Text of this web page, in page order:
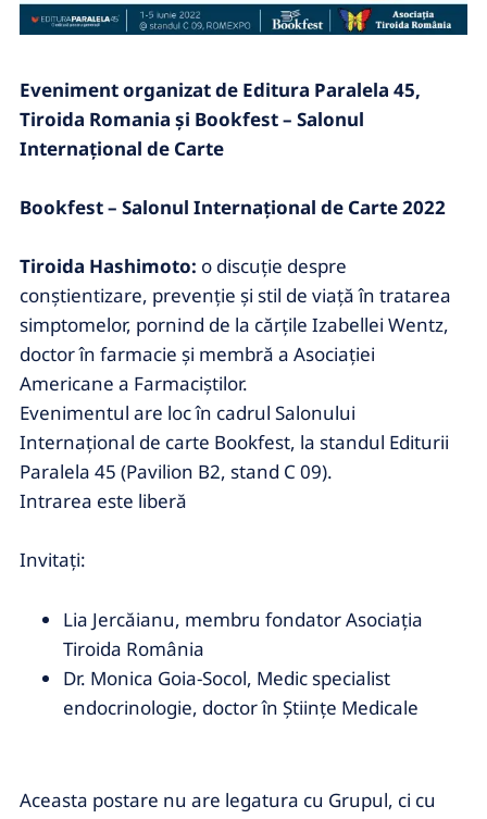
Eveniment organizat de Editura Paralela 45,
Tiroida Romania şi Bookfest – Salonul
Internațional de Carte
Bookfest – Salonul Internațional de Carte 2022
Tiroida Hashimoto: o discuție despre
conștientizare, prevenție și stil de viață în tratarea
simptomelor, pornind de la cărțile Izabellei Wentz,
doctor în farmacie şi membră a Asociaţiei
Americane a Farmaciştilor.
Evenimentul are loc în cadrul Salonului
Internațional de carte Bookfest, la standul Editurii
Paralela 45 (Pavilion B2, stand C 09).
Intrarea este liberă
Invitaţi:
Lia Jercăianu, membru fondator Asociația
Tiroida România
Dr. Monica Goia-Socol, Medic specialist
endocrinologie, doctor în Științe Medicale
Aceasta postare nu are legatura cu Grupul, ci cu